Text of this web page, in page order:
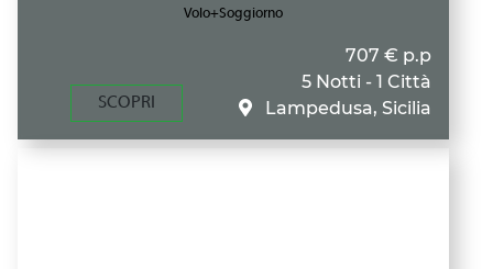
Volo+Soggiorno
SCOPRI
707 € p.p
5 Notti - 1 Città
Lampedusa, Sicilia